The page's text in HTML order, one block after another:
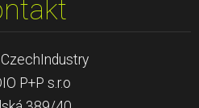
P+P s.r.o